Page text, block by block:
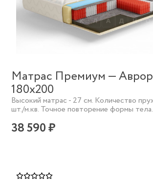
Матрас Премиум —
180х200
Высокий матрас - 27 см. Количество
шт./м.кв. Точное повторение формы тела.
38 590 ₽